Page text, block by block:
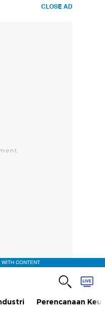
CLOSE AD
CONTENT
Perencanaan